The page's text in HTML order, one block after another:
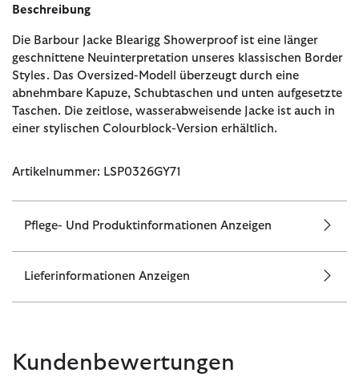
Beschreibung
Die Barbour Jacke Blearigg Showerproof ist eine länger
geschnittene Neuinterpretation unseres klassischen Border
Styles. Das Oversized-Modell überzeugt durch eine
abnehmbare Kapuze, Schubtaschen und unten aufgesetzte
Taschen. Die zeitlose, wasserabweisende Jacke ist auch in
einer stylischen Colourblock-Version erhältlich.
Artikelnummer: LSP0326GY71
Pflege- Und Produktinformationen Anzeigen
Lieferinformationen Anzeigen
Kundenbewertungen